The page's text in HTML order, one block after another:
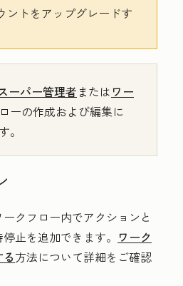
ントをアップグレードす
ーパー管理者 またはワー
ーの作成および編集に
。
クフロー内でアクションと
止を追加できます。 ワーク
方法について詳細をご確認